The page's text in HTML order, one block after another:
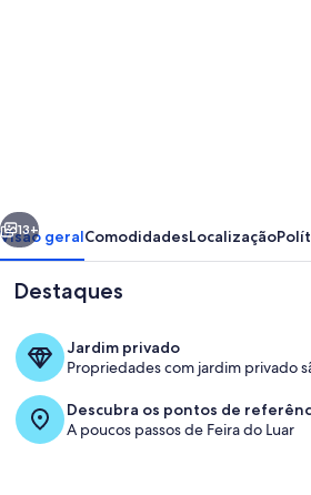
Novas
Próxima
ao
Centro
da
Cidade
Próximo
13+
Visão geralComodidadesLocalização
Destaques
Jardim privado
Propriedades com jardim privado
Descubra os pontos de
A poucos passos de Feira do Luar